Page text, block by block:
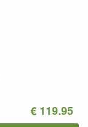
€ 119.95